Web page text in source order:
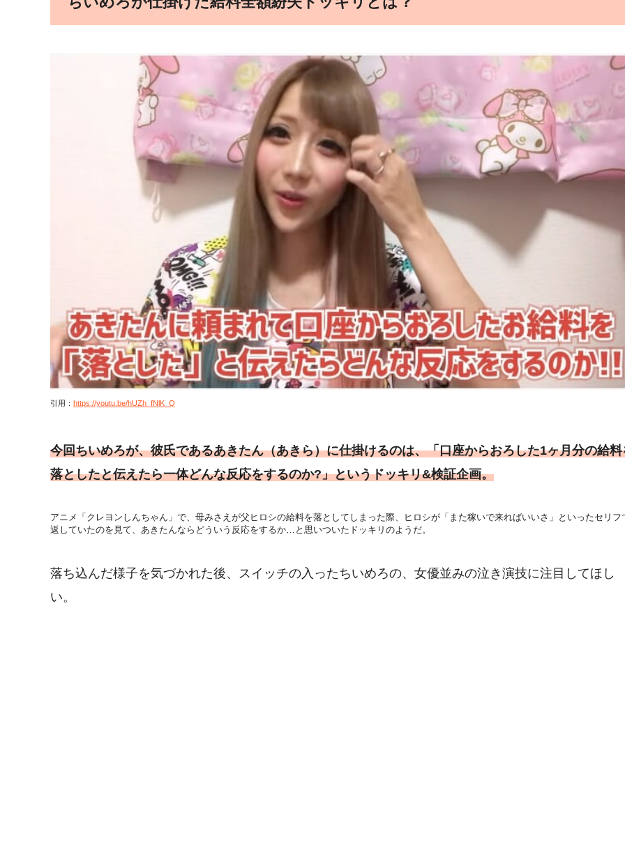
引用： https://youtu.be/hUZh_fNlK_Q
今回ちいめろが、彼氏であるあきたん（あきら）に仕掛けるのは、「口座からおろした1ヶ月分の給料
落としたと伝えたら一体どんな反応をするのか?」というドッキリ&検証企画。
アニメ「クレヨンしんちゃん」で、母みさえが父ヒロシの給料を落としてしまった際、ヒロシが「また稼いで来ればいいさ」といったセリフ
返していたのを見て、あきたんならどういう反応をするか…と思いついたドッキリのようだ。
落ち込んだ様子を気づかれた後、スイッチの入ったちいめろの、女優並みの泣き演技に注目してほし
い。